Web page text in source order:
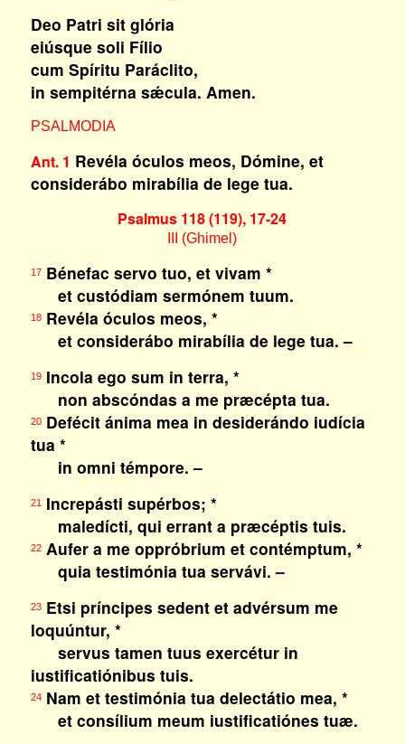
Deo Patri sit glória
eiúsque soli Fílio
cum Spíritu Paráclito,
in sempitérna sǽcula. Amen.
PSALMODIA
Ant. 1 Revéla óculos meos, Dómine, et
considerábo mirabília de lege tua.
Psalmus 118 (119), 17-24
III (Ghimel)
17Bénefac servo tuo, et vivam *
et custódiam sermónem tuum.
18Revéla óculos meos, *
et considerábo mirabília de lege tua. –
19Incola ego sum in terra, *
non abscóndas a me præcépta tua.
20Defécit ánima mea in desiderándo iudícia
tua *
in omni témpore. –
21Increpásti supérbos; *
maledícti, qui errant a præcéptis tuis.
22Aufer a me oppróbrium et contémptum, *
quia testimónia tua servávi. –
23Etsi príncipes sedent et advérsum me
loquúntur, *
servus tamen tuus exercétur in
iustificatiónibus tuis.
24Nam et testimónia tua delectátio mea, *
et consílium meum iustificatiónes tuæ.